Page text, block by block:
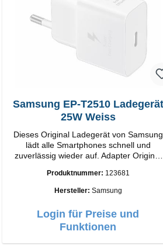
Samsung EP-T2510 Ladegerät
25W Weiss
Dieses Original Ladegerät von Samsung
lädt alle Smartphones schnell und
zuverlässig wieder auf. Adapter Original
Anschlüsse: USB-C Output: 25W Farbe:
Weiss
Produktnummer: 123681
Hersteller: Samsung
Login für Preise und
Funktionen